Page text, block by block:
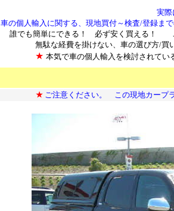
実際
車の個人輸入に関する、現地買付～検査/登録ま
誰でも簡単にできる！ 必ず安く買える！
無駄な経費を掛けない、車の選び方/買
★ 本気で車の個人輸入を検討されてい
★ ご注意ください。 この現地カープ